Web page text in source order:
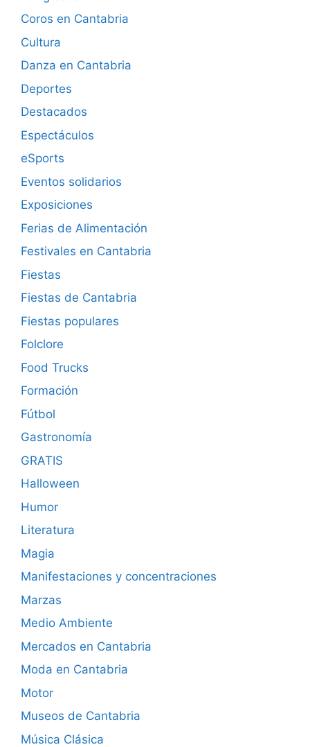
Coros en Cantabria
Cultura
Danza en Cantabria
Deportes
Destacados
Espectáculos
eSports
Eventos solidarios
Exposiciones
Ferias de Alimentación
Festivales en Cantabria
Fiestas
Fiestas de Cantabria
Fiestas populares
Folclore
Food Trucks
Formación
Fútbol
Gastronomía
GRATIS
Halloween
Humor
Literatura
Magia
Manifestaciones y concentraciones
Marzas
Medio Ambiente
Mercados en Cantabria
Moda en Cantabria
Motor
Museos de Cantabria
Música Clásica